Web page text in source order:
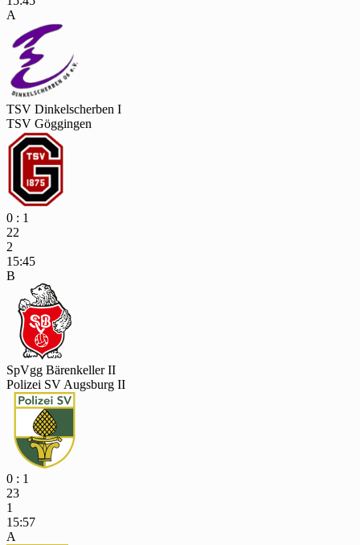
A
TSV Dinkelscherben I
TSV Göggingen
0 : 1
22
2
15:45
B
SpVgg Bärenkeller II
Polizei SV Augsburg II
0 : 1
23
1
15:57
A